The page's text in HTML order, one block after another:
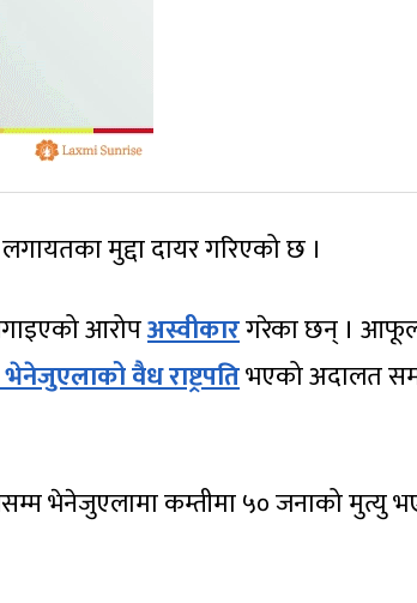
मुद्दा दायर गरिएको छ ।
आरोपअस्वीकारगरेका छन् ।
वैध राष्ट्रपतिभएको अदालत
भेनेजुएलामा कम्तीमा ५० जनाको मुत्यु